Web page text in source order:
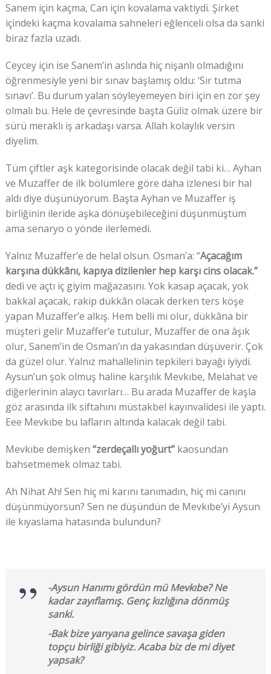
Sanem için kaçma, Can için kovalama vaktiydi. Şirket
içindeki kaçma kovalama sahneleri eğlenceli olsa da sanki
biraz fazla uzadı.
Ceycey için ise Sanem’in aslında hiç nişanlı olmadığını
öğrenmesiyle yeni bir sınav başlamış oldu: ‘Sır tutma
sınavı’. Bu durum yalan söyleyemeyen biri için en zor şey
olmalı bu. Hele de çevresinde başta Güliz olmak üzere bir
sürü meraklı iş arkadaşı varsa. Allah kolaylık versin
diyelim.
Tüm çiftler aşk kategorisinde olacak değil tabi ki… Ayhan
ve Muzaffer de ilk bölümlere göre daha izlenesi bir hal
aldı diye düşünüyorum. Başta Ayhan ve Muzaffer iş
birliğinin ileride aşka dönüşebileceğini düşünmüştüm
ama senaryo o yönde ilerlemedi.
Yalnız Muzaffer’e de helal olsun. Osman’a: “Açacağım
karşına dükkânı, kapıya dizilenler hep karşı cins olacak.”
dedi ve açtı iç giyim mağazasını. Yok kasap açacak, yok
bakkal açacak, rakip dükkân olacak derken ters köşe
yapan Muzaffer’e alkış. Hem belli mi olur, dükkâna bir
müşteri gelir Muzaffer’e tutulur, Muzaffer de ona âşık
olur, Sanem’in de Osman’ın da yakasından düşüverir. Çok
da güzel olur. Yalnız mahallelinin tepkileri bayağı iyiydi.
Aysun’un şok olmuş haline karşılık Mevkıbe, Melahat ve
diğerlerinin alaycı tavırları… Bu arada Muzaffer de kaşla
göz arasında ilk siftahını müstakbel kayınvalidesi ile yaptı.
Eee Mevkıbe bu lafların altında kalacak değil tabi.
Mevkıbe demişken “zerdeçallı yoğurt” kaosundan
bahsetmemek olmaz tabi.
Ah Nihat Ah! Sen hiç mi karını tanımadın, hiç mi canını
düşünmüyorsun? Sen ne düşündün de Mevkıbe’yi Aysun
ile kıyaslama hatasında bulundun?
-Aysun Hanımı gördün mü Mevkıbe? Ne
kadar zayıflamış. Genç kızlığına dönmüş
sanki.
-Bak bize yanyana gelince savaşa giden
topçu birliği gibiyiz. Acaba biz de mi diyet
yapsak?